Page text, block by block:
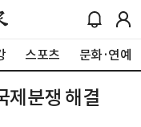
스포츠 문화·연예
제분쟁 해결